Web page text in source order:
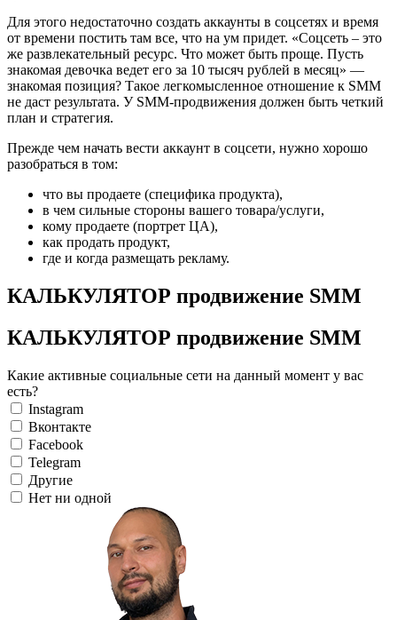
Для этого недостаточно создать аккаунты в соцсетях и время
от времени постить там все, что на ум придет. «Соцсеть – это
же развлекательный ресурс. Что может быть проще. Пусть
знакомая девочка ведет его за 10 тысяч рублей в месяц» —
знакомая позиция? Такое легкомысленное отношение к SMM
не даст результата. У SMM-продвижения должен быть четкий
план и стратегия.
Прежде чем начать вести аккаунт в соцсети, нужно хорошо
разобраться в том:
что вы продаете (специфика продукта),
в чем сильные стороны вашего товара/услуги,
кому продаете (портрет ЦА),
как продать продукт,
где и когда размещать рекламу.
КАЛЬКУЛЯТОР продвижение SMM
КАЛЬКУЛЯТОР продвижение SMM
Какие активные социальные сети на данный момент у вас
есть?
Instagram
Вконтакте
Facebook
Telegram
Другие
Нет ни одной